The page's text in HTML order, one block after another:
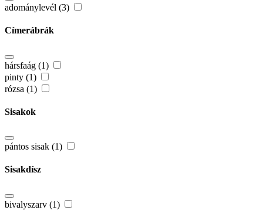
adománylevél (3)
Címerábrák
hársfaág (1)
pinty (1)
rózsa (1)
Sisakok
pántos sisak (1)
Sisakdísz
bivalyszarv (1)